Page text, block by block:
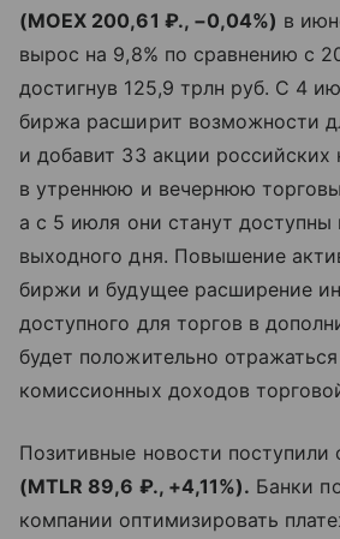
(MOEX 200,61 ₽., −0,04%) в
вырос на 9,8% по сравнению с
достигнув 125,9 трлн руб. С 4
биржа расширит возможности
и добавит 33 акции российских
в утреннюю и вечернюю
а с 5 июля они станут доступны
выходного дня. Повышение
биржи и будущее расширение
доступного для торгов в
будет положительно
комиссионных доходов
Позитивные новости поступили
(MTLR 89,6 ₽., +4,11%). Банки
компании оптимизировать